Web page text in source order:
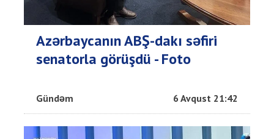
Azərbaycanın ABŞ-dakı səfiri
senatorla görüşdü - Foto
Gündəm 6 Avqust 21:42